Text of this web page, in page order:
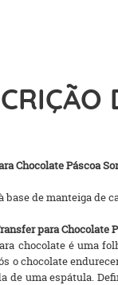
Chocolate Páscoa
base de manteiga de
para Chocolate
chocolate é uma
o chocolate
de uma espátula.